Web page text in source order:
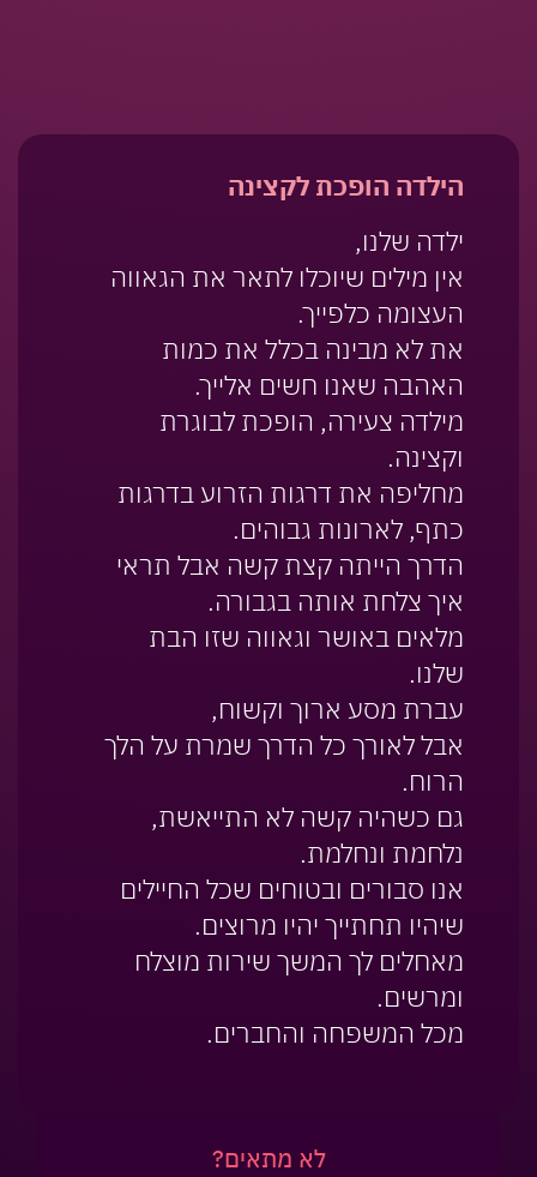
הילדה הופכת לקצינה
ילדה שלנו,
אין מילים שיוכלו לתאר את הגאווה
העצומה כלפייך.
את לא מבינה בכלל את כמות
האהבה שאנו חשים אלייך.
מילדה צעירה, הופכת לבוגרת
וקצינה.
מחליפה את דרגות הזרוע בדרגות
כתף, לארונות גבוהים.
הדרך הייתה קצת קשה אבל תראי
איך צלחת אותה בגבורה.
מלאים באושר וגאווה שזו הבת
שלנו.
עברת מסע ארוך וקשוח,
אבל לאורך כל הדרך שמרת על הלך
הרוח.
גם כשהיה קשה לא התייאשת,
נלחמת ונחלמת.
אנו סבורים ובטוחים שכל החיילים
שיהיו תחתייך יהיו מרוצים.
מאחלים לך המשך שירות מוצלח
ומרשים.
מכל המשפחה והחברים.
לא מתאים?